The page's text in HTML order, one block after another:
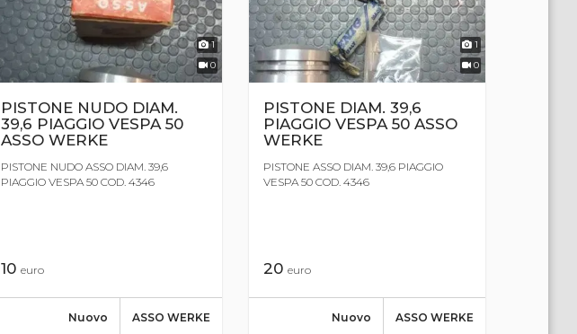
1
0
PISTONE NUDO DIAM.
39,6 PIAGGIO VESPA 50
ASSO WERKE
PISTONE NUDO ASSO DIAM. 39,6
PIAGGIO VESPA 50 COD. 4346
10 euro
ASSO WERKE
Nuovo
1
0
PISTONE DIAM. 39,6
PIAGGIO VESPA 50 ASSO
WERKE
PISTONE ASSO DIAM. 39,6 PIAGGIO
VESPA 50 COD. 4346
20euro
ASSO WERKE
Nuovo